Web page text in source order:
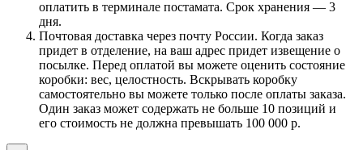
оплатить в терминале постамата. Срок хранения — 3
дня.
Почтовая доставка через почту России. Когда заказ
придет в отделение, на ваш адрес придет извещение о
посылке. Перед оплатой вы можете оценить состояние
коробки: вес, целостность. Вскрывать коробку
самостоятельно вы можете только после оплаты заказа.
Один заказ может содержать не больше 10 позиций и
его стоимость не должна превышать 100 000 р.